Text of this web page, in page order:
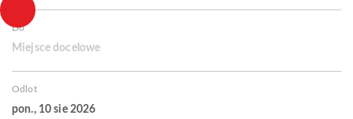
Do
Miejsce docelowe
Odlot
pon., 10 sie 2026